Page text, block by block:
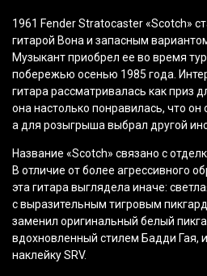
1961 Fender Stratocaster«Scotch»
гитарой Вона и запасным
Музыкант приобрел ее во время
побережью осенью 1985 года.
гитара рассматривалась как приз
она настолько понравилась, что он
а для розыгрыша выбрал другой
Название «Scotch» связано с
В отличие от более агрессивного
эта гитара выглядела иначе:
с выразительным тигровым
заменил оригинальный белый
вдохновленный стилем Бадди Гая,
наклейку SRV.